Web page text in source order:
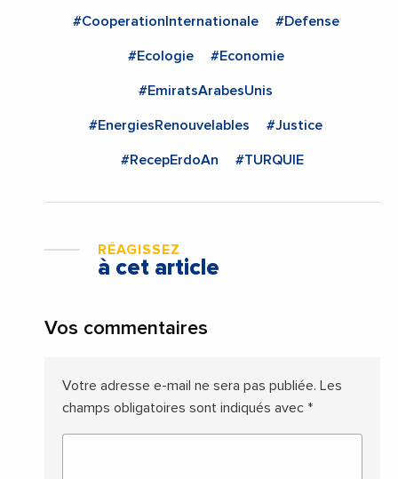
#CooperationInternationale #Defense
#Ecologie #Economie
#EmiratsArabesUnis
#EnergiesRenouvelables #Justice
#RecepErdoAn #TURQUIE
RÉAGISSEZ
à cet article
Vos commentaires
Votre adresse e-mail ne sera pas publiée. Les
champs obligatoires sont indiqués avec *